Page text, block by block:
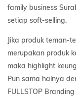
family business
setiap soft-selling.
Jika produk teman-
merupakan produk
maka highlight
Pun sama halnya
FULLSTOP